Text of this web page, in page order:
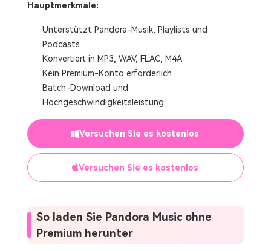
Hauptmerkmale:
Unterstützt Pandora-Musik, Playlists und
Podcasts
Konvertiert in MP3, WAV, FLAC, M4A
Kein Premium-Konto erforderlich
Batch-Download und
Hochgeschwindigkeitsleistung
Versuchen Sie es kostenlos
Versuchen Sie es kostenlos
So laden Sie Pandora Music ohne
Premium herunter